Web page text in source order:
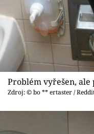
Problém vyřešen, ale
Zdroj: © bo ** ertaster /